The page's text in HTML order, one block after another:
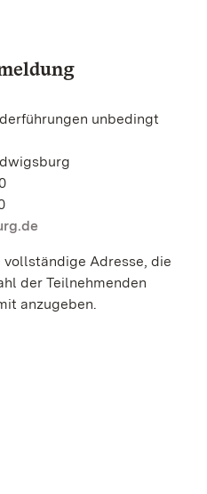
unbedingt
Adresse, die
der Teilnehmenden
anzugeben.